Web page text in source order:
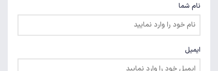
نام شما
ایمیل